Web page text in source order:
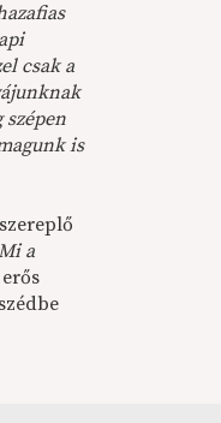
csak a
is
a